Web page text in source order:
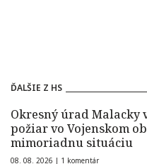
ĎALŠIE Z HS
Okresný úrad Malacky
požiar vo Vojenskom
mimoriadnu situáciu
08. 08. 2026 | 1 komentár